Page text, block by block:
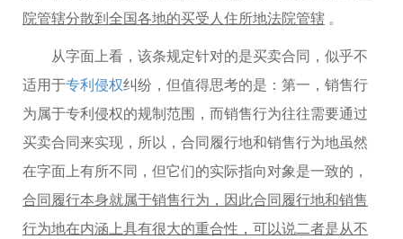
院管辖分散到全国各地的买受人住所地法院管辖 。
从字面上看，该条规定针对的是买卖合同，似乎不
适用于专利侵权纠纷，但值得思考的是：第一，销售行
为属于专利侵权的规制范围，而销售行为往往需要通过
买卖合同来实现，所以，合同履行地和销售行为地虽然
在字面上有所不同，但它们的实际指向对象是一致的，
合同履行本身就属于销售行为，因此合同履行地和销售
行为地在内涵上具有很大的重合性，可以说二者是从不